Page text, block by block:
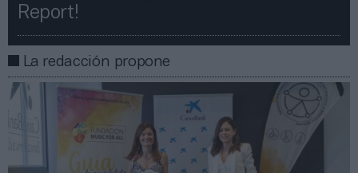
Report!​​
La redacción propone